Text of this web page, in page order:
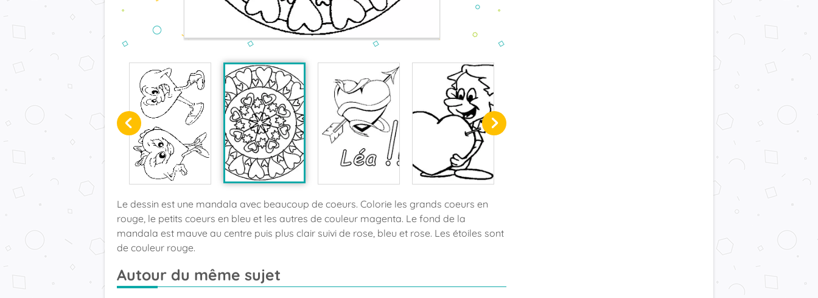
Le dessin est une mandala avec beaucoup de coeurs. Colorie les grands coeurs en
rouge, le petits coeurs en bleu et les autres de couleur magenta. Le fond de la
mandala est mauve au centre puis plus clair suivi de rose, bleu et rose. Les étoiles sont
de couleur rouge.
Autour du même sujet